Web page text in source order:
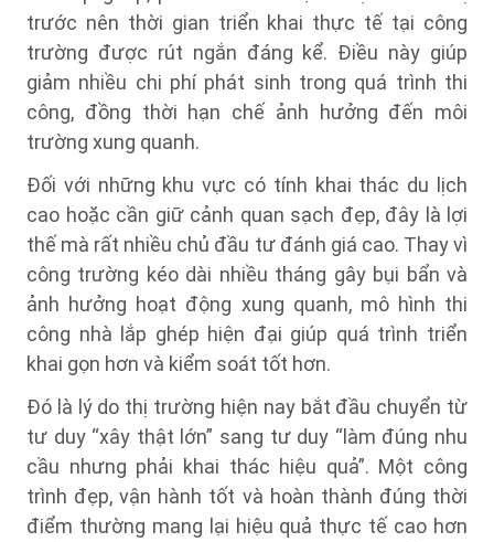
trước nên thời gian triển khai thực tế tại công
trường được rút ngắn đáng kể. Điều này giúp
giảm nhiều chi phí phát sinh trong quá trình thi
công, đồng thời hạn chế ảnh hưởng đến môi
trường xung quanh.
Đối với những khu vực có tính khai thác du lịch
cao hoặc cần giữ cảnh quan sạch đẹp, đây là lợi
thế mà rất nhiều chủ đầu tư đánh giá cao. Thay vì
công trường kéo dài nhiều tháng gây bụi bẩn và
ảnh hưởng hoạt động xung quanh, mô hình thi
công nhà lắp ghép hiện đại giúp quá trình triển
khai gọn hơn và kiểm soát tốt hơn.
Đó là lý do thị trường hiện nay bắt đầu chuyển từ
tư duy “xây thật lớn” sang tư duy “làm đúng nhu
cầu nhưng phải khai thác hiệu quả”. Một công
trình đẹp, vận hành tốt và hoàn thành đúng thời
điểm thường mang lại hiệu quả thực tế cao hơn